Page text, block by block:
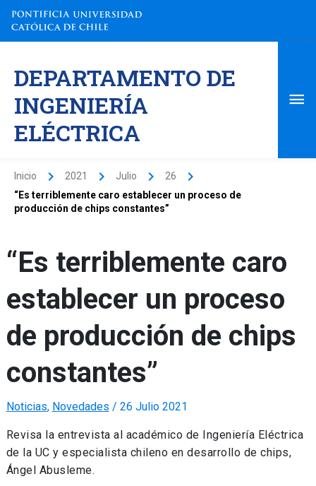
contenido
DEPARTAMENTO DE
INGENIERÍA
ELÉCTRICA
Inicio 2021 Julio
26
“Es terriblemente caro establecer un proceso de
producción de chips constantes”
“Es terriblemente caro
establecer un proceso
de producción de chips
constantes”
Noticias, Novedades / 26 Julio 2021
Revisa la entrevista al académico de Ingeniería Eléctrica
de la UC y especialista chileno en desarrollo de chips,
Ángel Abusleme.